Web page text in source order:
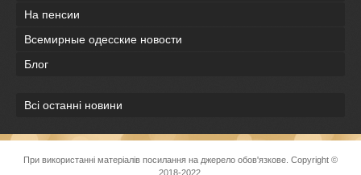
На пенсии
Всемирные одесские новости
Блог
Всі останні новини
При використанні матеріалів посилання на джерело обов'язкове. Copyright ©
2018-2022.